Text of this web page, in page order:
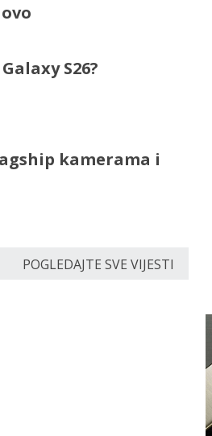
S26?
kamerama i
POGLEDAJTE SVE VIJESTI